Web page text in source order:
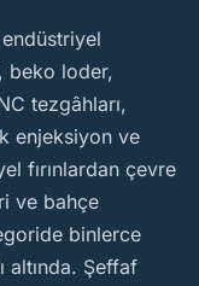
beko loder,
tezgâhları,
enjeksiyon ve
fırınlardan çevre
ve bahçe
binlerce
altında. Şeffaf